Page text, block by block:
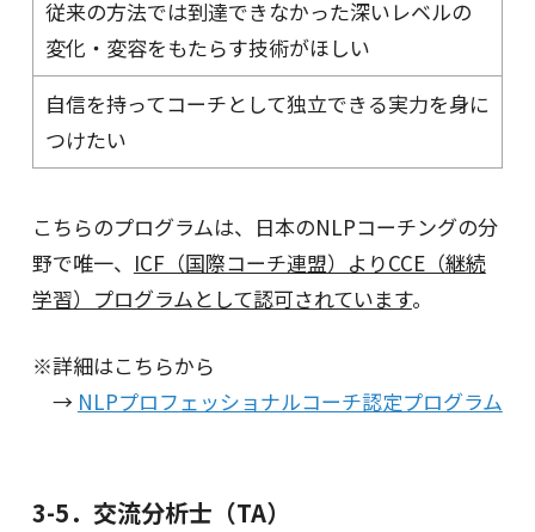
従来の方法では到達できなかった深いレベルの
変化・変容をもたらす技術がほしい
自信を持ってコーチとして独立できる実力を身に
つけたい
こちらのプログラムは、日本のNLPコーチングの分
野で唯一、 ICF（国際コーチ連盟）よりCCE（継続
学習）プログラムとして認可されています。
※詳細はこちらから
→ NLPプロフェッショナルコーチ認定プログラム
3-5．交流分析士（TA）